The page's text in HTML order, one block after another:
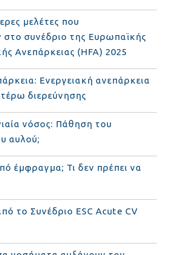
μελέτες που
συνέδριο της Ευρωπαϊκής
Ανεπάρκειας (HFA) 2025
Ενεργειακή ανεπάρκεια
διερεύνησης
νόσος: Πάθηση του
αυλού;
έμφραγμα; Τι δεν πρέπει να
το Συνέδριο ESC Acute CV